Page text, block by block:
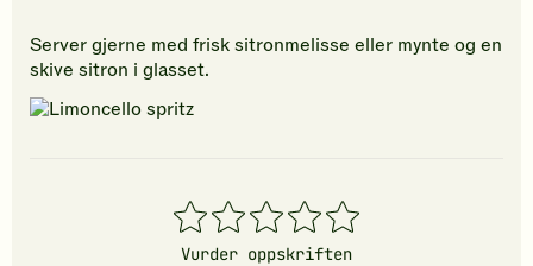
Server gjerne med frisk sitronmelisse eller mynte og en
skive sitron i glasset.
1
stjerner
2
stjerner
3
stjerner
4
stjerner
5
stjerner
Vurder oppskriften